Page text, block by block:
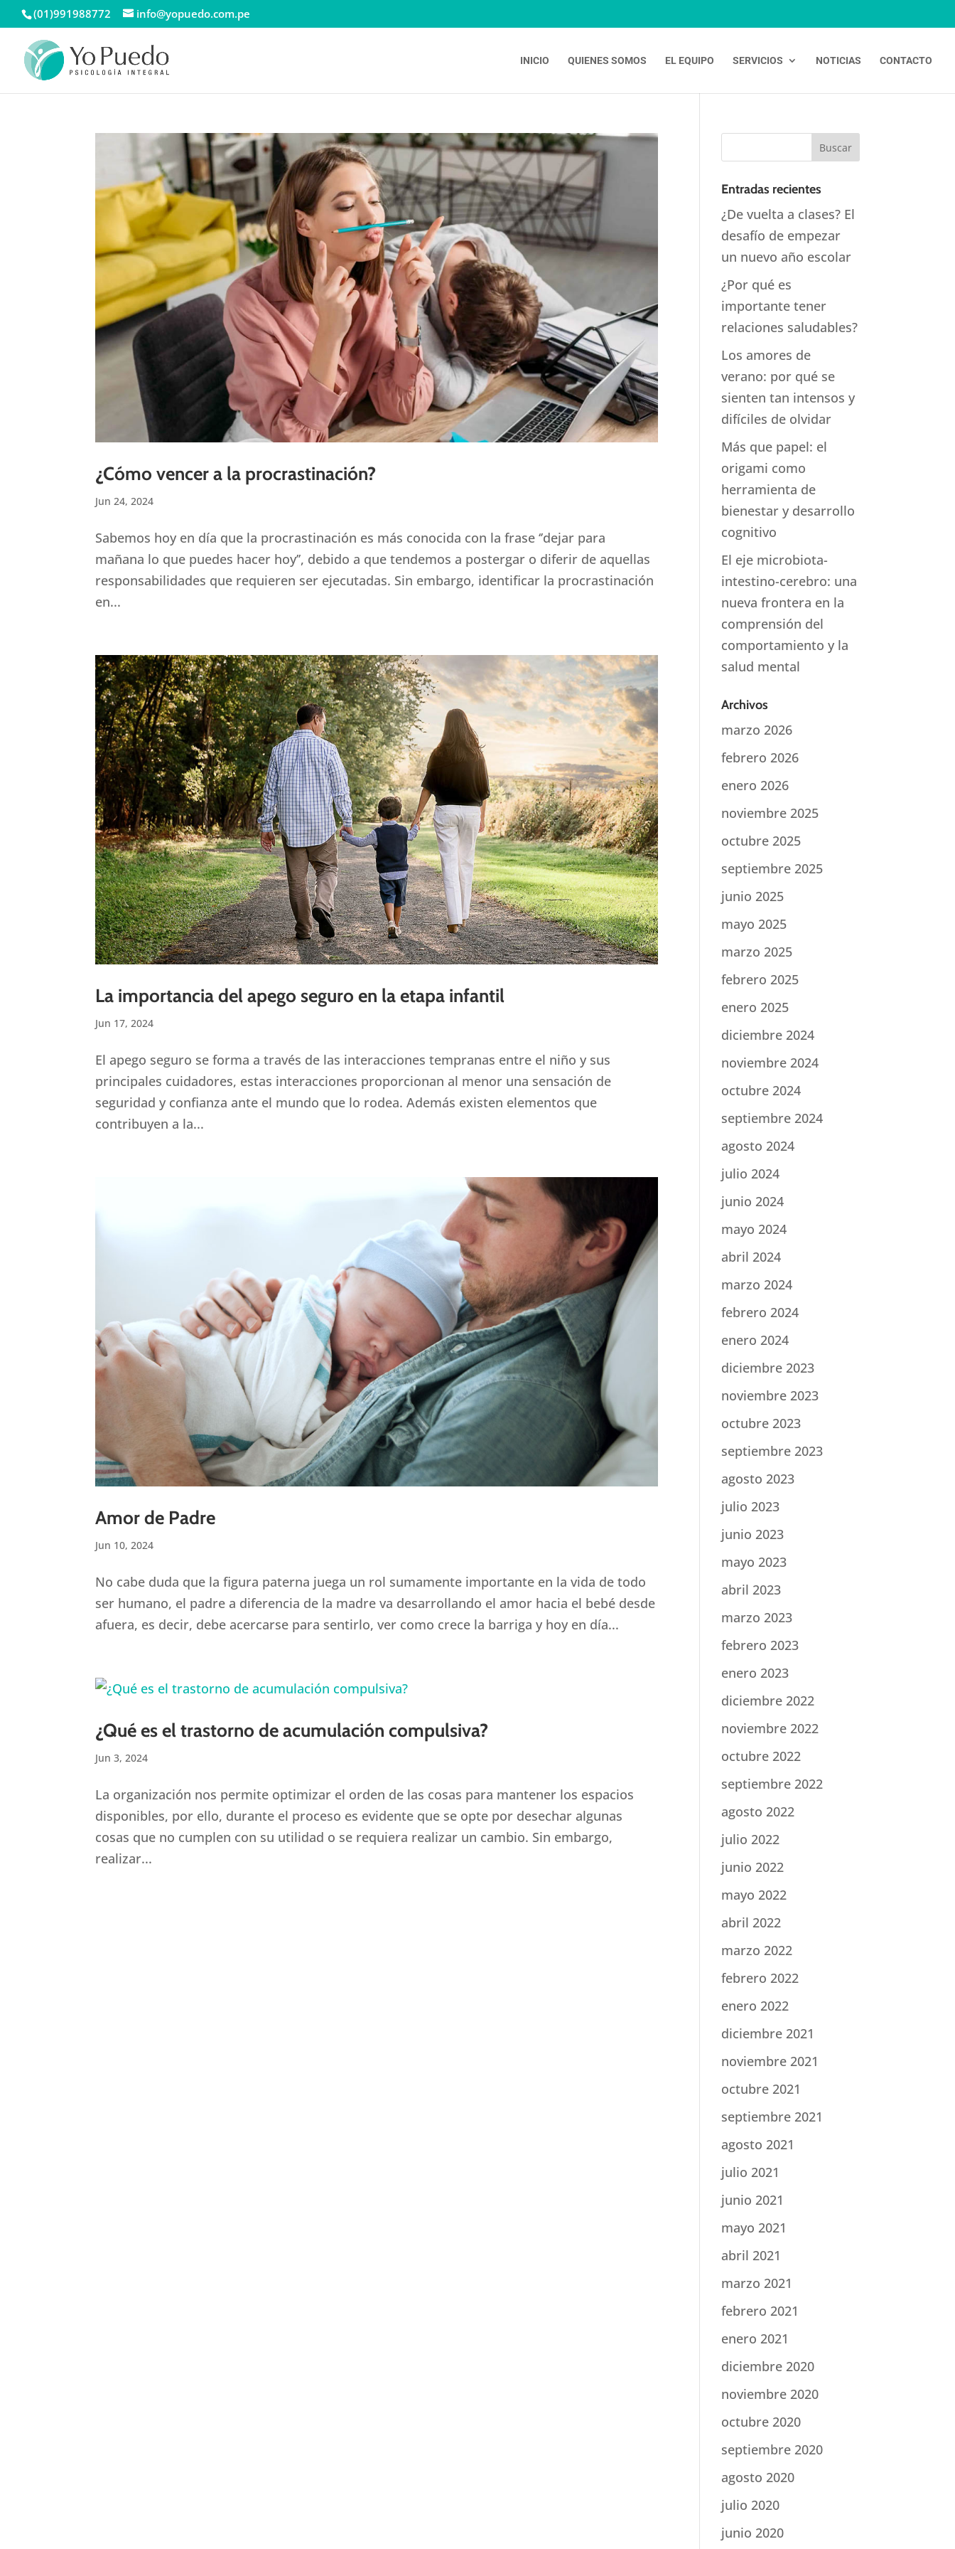
(01)991988772 info@yopuedo.com.pe
INICIO QUIENES SOMOS EL EQUIPO SERVICIOS NOTICIAS CONTACTO
¿Cómo vencer a la procrastinación?
Jun 24, 2024
Sabemos hoy en día que la procrastinación es más conocida con la frase ‘’dejar para
mañana lo que puedes hacer hoy’’, debido a que tendemos a postergar o diferir de aquellas
responsabilidades que requieren ser ejecutadas. Sin embargo, identificar la procrastinación
en...
La importancia del apego seguro en la etapa infantil
Jun 17, 2024
El apego seguro se forma a través de las interacciones tempranas entre el niño y sus
principales cuidadores, estas interacciones proporcionan al menor una sensación de
seguridad y confianza ante el mundo que lo rodea. Además existen elementos que
contribuyen a la...
Amor de Padre
Jun 10, 2024
No cabe duda que la figura paterna juega un rol sumamente importante en la vida de todo
ser humano, el padre a diferencia de la madre va desarrollando el amor hacia el bebé desde
afuera, es decir, debe acercarse para sentirlo, ver como crece la barriga y hoy en día...
¿Qué es el trastorno de acumulación compulsiva?
Jun 3, 2024
La organización nos permite optimizar el orden de las cosas para mantener los espacios
disponibles, por ello, durante el proceso es evidente que se opte por desechar algunas
cosas que no cumplen con su utilidad o se requiera realizar un cambio. Sin embargo,
realizar...
Entradas recientes
¿De vuelta a clases? El
desafío de empezar
un nuevo año escolar
¿Por qué es
importante tener
relaciones saludables?
Los amores de
verano: por qué se
sienten tan intensos y
difíciles de olvidar
Más que papel: el
origami como
herramienta de
bienestar y desarrollo
cognitivo
El eje microbiota-
intestino-cerebro: una
nueva frontera en la
comprensión del
comportamiento y la
salud mental
Archivos
marzo 2026
febrero 2026
enero 2026
noviembre 2025
octubre 2025
septiembre 2025
junio 2025
mayo 2025
marzo 2025
febrero 2025
enero 2025
diciembre 2024
noviembre 2024
octubre 2024
septiembre 2024
agosto 2024
julio 2024
junio 2024
mayo 2024
abril 2024
marzo 2024
febrero 2024
enero 2024
diciembre 2023
noviembre 2023
octubre 2023
septiembre 2023
agosto 2023
julio 2023
junio 2023
mayo 2023
abril 2023
marzo 2023
febrero 2023
enero 2023
diciembre 2022
noviembre 2022
octubre 2022
septiembre 2022
agosto 2022
julio 2022
junio 2022
mayo 2022
abril 2022
marzo 2022
febrero 2022
enero 2022
diciembre 2021
noviembre 2021
octubre 2021
septiembre 2021
agosto 2021
julio 2021
junio 2021
mayo 2021
abril 2021
marzo 2021
febrero 2021
enero 2021
diciembre 2020
noviembre 2020
octubre 2020
septiembre 2020
agosto 2020
julio 2020
junio 2020